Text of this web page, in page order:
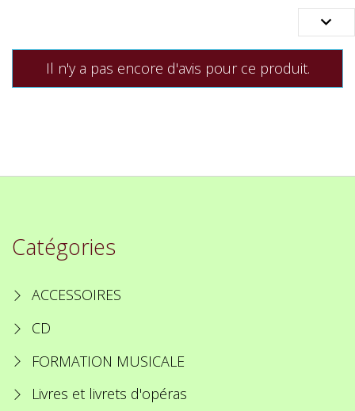

Il n'y a pas encore d'avis pour ce produit.
Catégories
ACCESSOIRES
CD
FORMATION MUSICALE
Livres et livrets d'opéras